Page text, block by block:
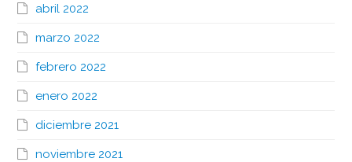
abril 2022
marzo 2022
febrero 2022
enero 2022
diciembre 2021
noviembre 2021